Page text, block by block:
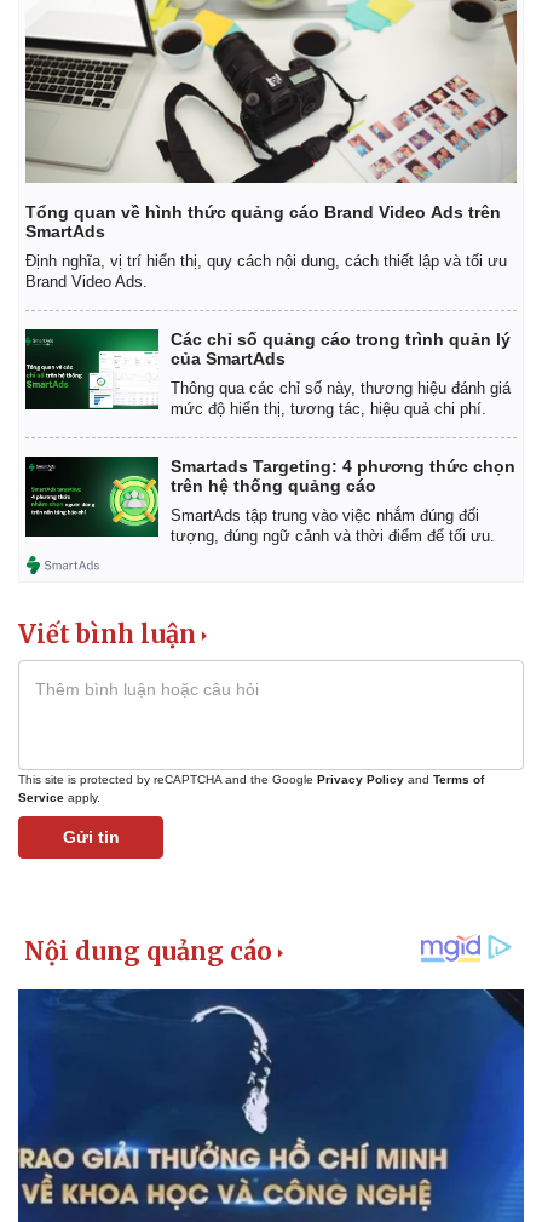
Tổng quan về hình thức quảng cáo Brand Video Ads trên
SmartAds
Định nghĩa, vị trí hiển thị, quy cách nội dung, cách thiết lập và tối ưu
Brand Video Ads.
Các chỉ số quảng cáo trong trình quản lý
của SmartAds
Thông qua các chỉ số này, thương hiệu đánh giá
mức độ hiển thị, tương tác, hiệu quả chi phí.
Smartads Targeting: 4 phương thức chọn
trên hệ thống quảng cáo
SmartAds tập trung vào việc nhắm đúng đối
tượng, đúng ngữ cảnh và thời điểm để tối ưu.
Viết bình luận
This site is protected by reCAPTCHA and the Google Privacy Policy and Terms of
Service apply.
Gửi tin